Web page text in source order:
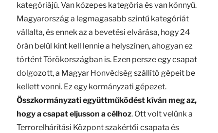
kategóriájú. Van közepes kategória és van könnyű.
Magyarország a legmagasabb szintű kategóriát
vállalta, és ennek az a bevetési elvárása, hogy 24
órán belül kint kell lennie a helyszínen, ahogyan ez
történt Törökországban is. Ezen persze egy csapat
dolgozott, a Magyar Honvédség szállító gépeit be
kellett vonni. Ez egy kormányzati gépezet.
Összkormányzati együttműködést kíván meg az,
hogy a csapat eljusson a célhoz. Ott volt velünk a
Terrorelhárítási Központ szakértői csapata és